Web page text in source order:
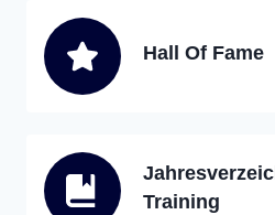
Hall Of Fame
Training